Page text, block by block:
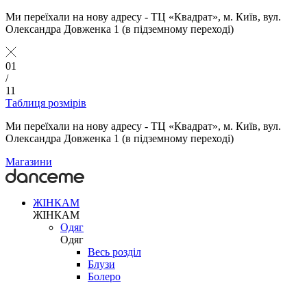
Ми переїхали на нову адресу - ТЦ «Квадрат», м. Київ, вул.
Олександра Довженка 1 (в підземному переході)
01
/
11
Таблиця розмірів
Ми переїхали на нову адресу - ТЦ «Квадрат», м. Київ, вул.
Олександра Довженка 1 (в підземному переході)
Магазини
ЖІНКАМ
ЖІНКАМ
Одяг
Одяг
Весь розділ
Блузи
Болеро